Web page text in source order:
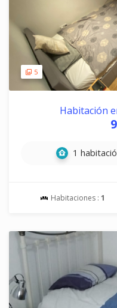
5
Habitación
1
Habitaciones : 1